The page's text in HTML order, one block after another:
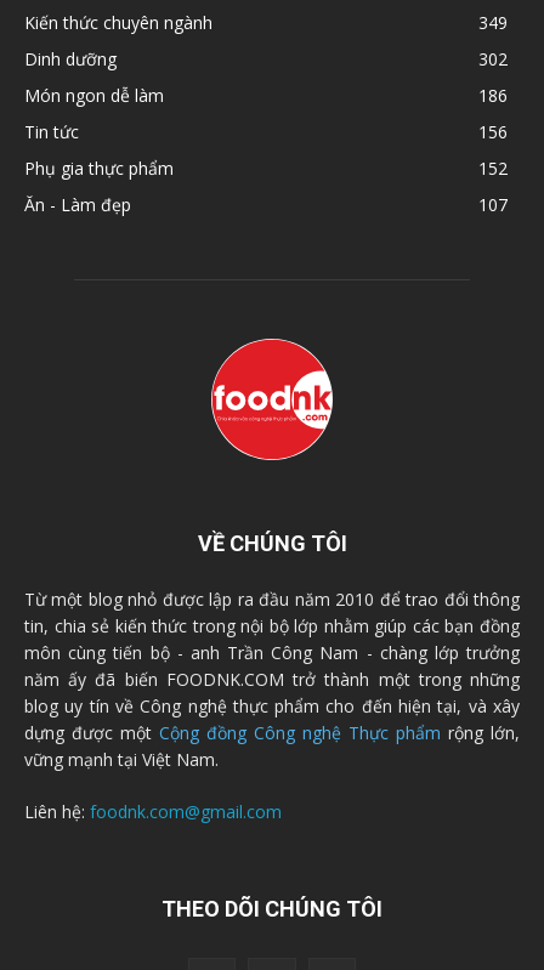
Kiến thức chuyên ngành
349
Dinh dưỡng
302
Món ngon dễ làm
186
Tin tức
156
Phụ gia thực phẩm
152
Ăn - Làm đẹp
107
VỀ CHÚNG TÔI
Từ một blog nhỏ được lập ra đầu năm 2010 để trao đổi thông
tin, chia sẻ kiến thức trong nội bộ lớp nhằm giúp các bạn đồng
môn cùng tiến bộ - anh Trần Công Nam - chàng lớp trưởng
năm ấy đã biến FOODNK.COM trở thành một trong những
blog uy tín về Công nghệ thực phẩm cho đến hiện tại, và xây
dựng được một Cộng đồng Công nghệ Thực phẩm rộng lớn,
vững mạnh tại Việt Nam.
Liên hệ: foodnk.com@gmail.com
THEO DÕI CHÚNG TÔI